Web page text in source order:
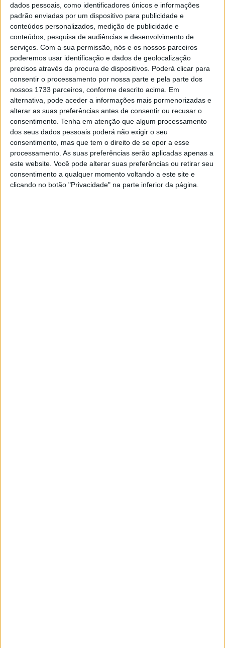
dados pessoais, como identificadores únicos e informações
padrão enviadas por um dispositivo para publicidade e
conteúdos personalizados, medição de publicidade e
conteúdos, pesquisa de audiências e desenvolvimento de
serviços. Com a sua permissão, nós e os nossos parceiros
poderemos usar identificação e dados de geolocalização
precisos através da procura de dispositivos. Poderá clicar para
consentir o processamento por nossa parte e pela parte dos
nossos 1733 parceiros, conforme descrito acima. Em
alternativa, pode aceder a informações mais pormenorizadas e
alterar as suas preferências antes de consentir ou recusar o
consentimento. Tenha em atenção que algum processamento
dos seus dados pessoais poderá não exigir o seu
consentimento, mas que tem o direito de se opor a esse
processamento. As suas preferências serão aplicadas apenas a
este website. Você pode alterar suas preferências ou retirar seu
consentimento a qualquer momento voltando a este site e
clicando no botão "Privacidade" na parte inferior da página.
Amazigh Raid 2027 – a experiência
definitiva em Marrocos
7 AGOSTO, 2026
O cansaço produz uma diminuição no nosso desempenho
físico e mental. Se vamos arrancar para uma viagem
longa, deve fazer parte do plano, a nossa condição física.
Com a maior antecedência possível à nossa viagem, a
preparação física deve ser intensificada, pois vai ajudar
bastante a lidar com o desgaste físico na condução da